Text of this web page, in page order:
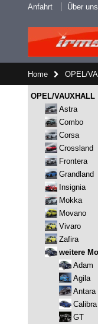
Anfahrt Über uns
Home OPEL/
OPEL/VAUXHALL
Astra
Combo
Corsa
Crossland
Frontera
Grandland
Insignia
Mokka
Movano
Vivaro
Zafira
weitere
Adam
Agila
Antara
GT